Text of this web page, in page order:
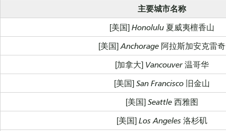
主要城市名称
[美国] Honolulu 夏威夷檀香山
[美国] Anchorage 阿拉斯加安克雷奇
[加拿大] Vancouver 温哥华
[美国] San Francisco 旧金山
[美国] Seattle 西雅图
[美国] Los Angeles 洛杉矶